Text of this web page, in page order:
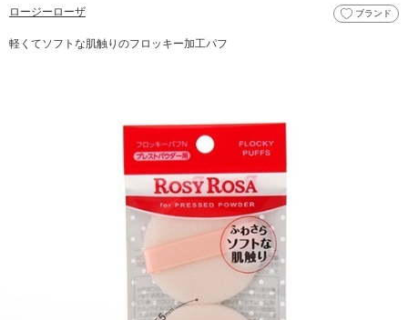
ロージーローザ ブランド
軽くてソフトな肌触りのフロッキー加工パフ